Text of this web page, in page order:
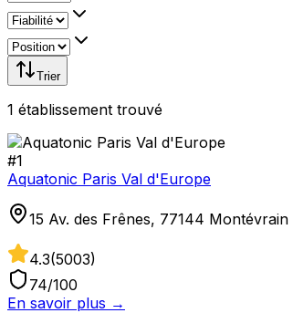
Trier
1 établissement trouvé
#1
Aquatonic Paris Val d'Europe
15 Av. des Frênes, 77144 Montévrain
4.3(5003)
74/100
En savoir plus →